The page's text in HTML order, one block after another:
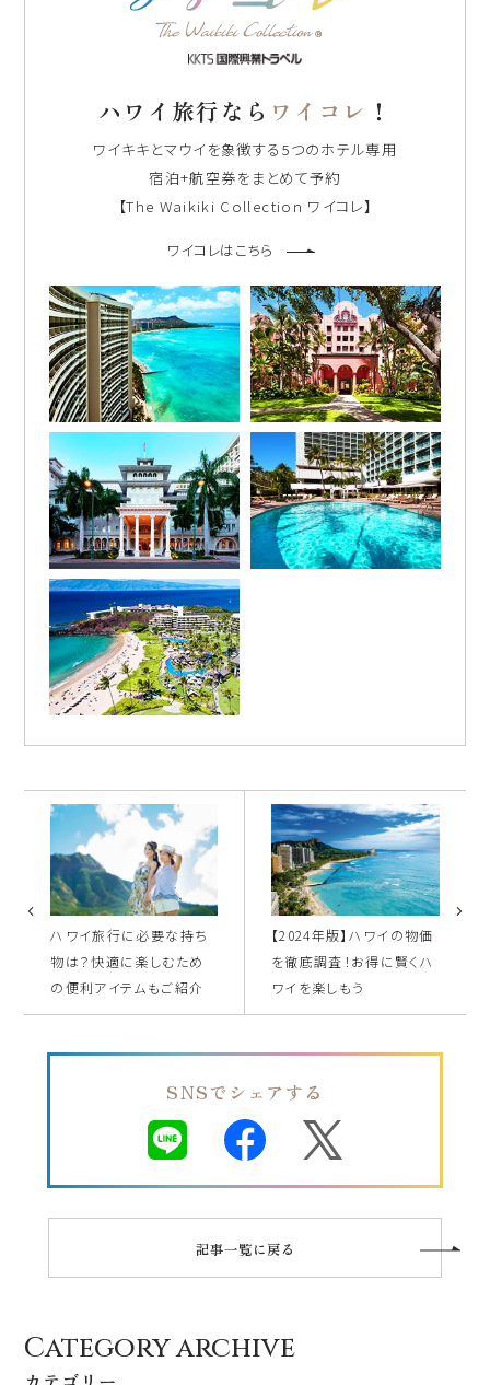
ハワイ旅行なら ワイコレ ！
ワイキキとマウイを象徴する5つのホテル専用
宿泊+航空券をまとめて予約
【The Waikiki Collection ワイコレ】
ワイコレはこちら
ハワイ旅行に必要な持ち
物は？快適に楽しむため
の便利アイテムもご紹介
【2024年版】ハワイの物価
を徹底調査！お得に賢くハ
ワイを楽しもう
SNSでシェアする
記事一覧に戻る
Category archive